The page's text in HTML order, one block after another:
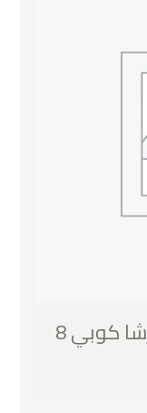
طقم سكاكين استانلس ارشا كوبي 8